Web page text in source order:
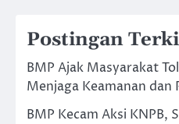
Postingan
BMP Ajak Masyarakat
Menjaga Keamanan dan
BMP Kecam Aksi KNPB,